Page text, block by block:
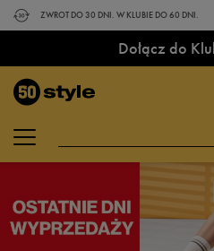
ZWROT DO 30 DNI. W KLUBIE DO 60 DNI.
Dołącz do